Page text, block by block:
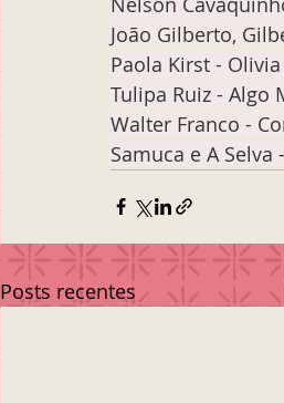
João Gilberto,
Paola Kirst - Olivia
Tulipa Ruiz - Algo
Walter Franco -
Samuca e A
Posts recentes